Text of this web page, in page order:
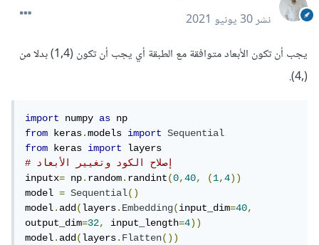
نشر30 يونيو 2021
يجب أن تكون الأبعاد متوافقة مع الطبقة أي يجب أن تكون (1,4) بدلا من
(,4).
import numpy as
from keras.models import
Sequential
from keras import
# إصلاح الكود وتغيير الأبعاد
inputx= np.random.randint(0,40, (1,4))
model = Sequential()
model.add(layers.Embedding(input_dim=40,
output_dim=32, input_length=4))
model.add(layers.Flatten())